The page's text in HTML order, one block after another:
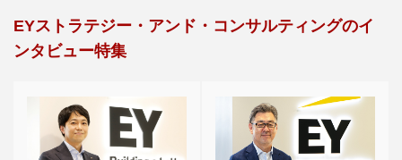
EYストラテジー・アンド・コンサルティングのイ
ンタビュー特集